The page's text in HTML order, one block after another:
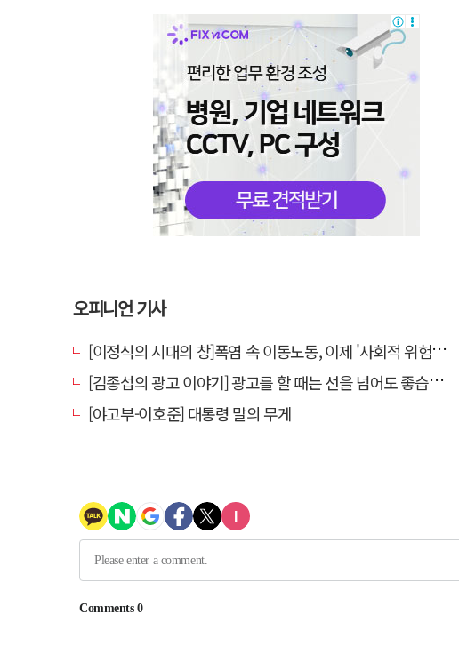
오피니언 기사
[이정식의 시대의 창]폭염 속 이동노동, 이제 '사회적 위험 관리'로 전환할 때
[김종섭의 광고 이야기] 광고를 할 때는 선을 넘어도 좋습니다.
[야고부-이호준] 대통령 말의 무게